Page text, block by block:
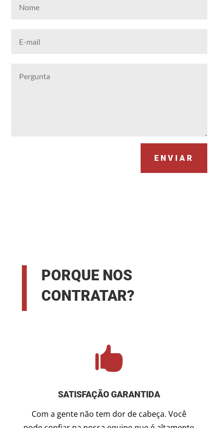
ENVIAR
PORQUE NOS
CONTRATAR?

SATISFAÇÃO GARANTIDA
Com a gente não tem dor de cabeça. Você